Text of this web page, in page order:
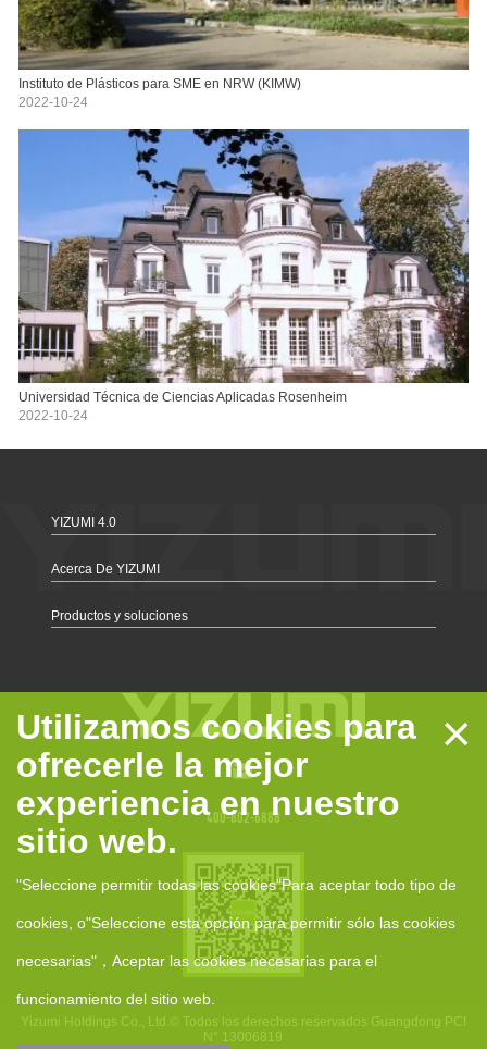
×
Utilizamos cookies para
ofrecerle la mejor
experiencia en nuestro
sitio web.
"Seleccione permitir todas las cookies"Para aceptar todo tipo de
cookies, o"Seleccione esta opción para permitir sólo las cookies
necesarias"，Aceptar las cookies necesarias para el
funcionamiento del sitio web.
Instituto de Plásticos para SME en NRW (KIMW)
2022-10-24
Universidad Técnica de Ciencias Aplicadas Rosenheim
2022-10-24
400-802-6888
YIZUMI 4.0
Acerca De YIZUMI
Productos y soluciones
Yizumi Holdings Co., Ltd.© Todos los derechos reservados Guangdong PCI
N° 13006819